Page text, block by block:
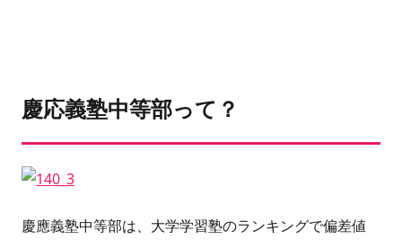
慶応義塾中等部って？
慶應義塾中等部は、 大学学習塾のランキングで偏差値